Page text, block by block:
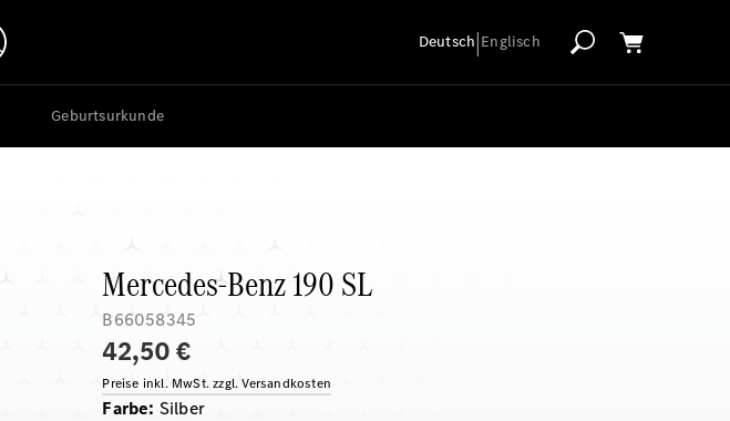
Deutsch|Englisch
Geburtsurkunde
Mercedes-Benz 190 SL
B66058345
42,50 €
Preise inkl. MwSt. zzgl. Versandkosten
Farbe: Silber